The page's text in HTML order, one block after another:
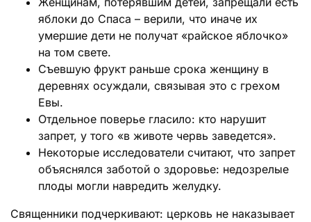
яблоки до Спаса – верили, что иначе их
умершие дети не получат «райское яблочко»
на том свете.
Съевшую фрукт раньше срока женщину в
деревнях осуждали, связывая это с грехом
Евы.
Отдельное поверье гласило: кто нарушит
запрет, у того «в животе червь заведется».
Некоторые исследователи считают, что запрет
объяснялся заботой о здоровье: недозрелые
плоды могли навредить желудку.
Священники подчеркивают: церковь не наказывает